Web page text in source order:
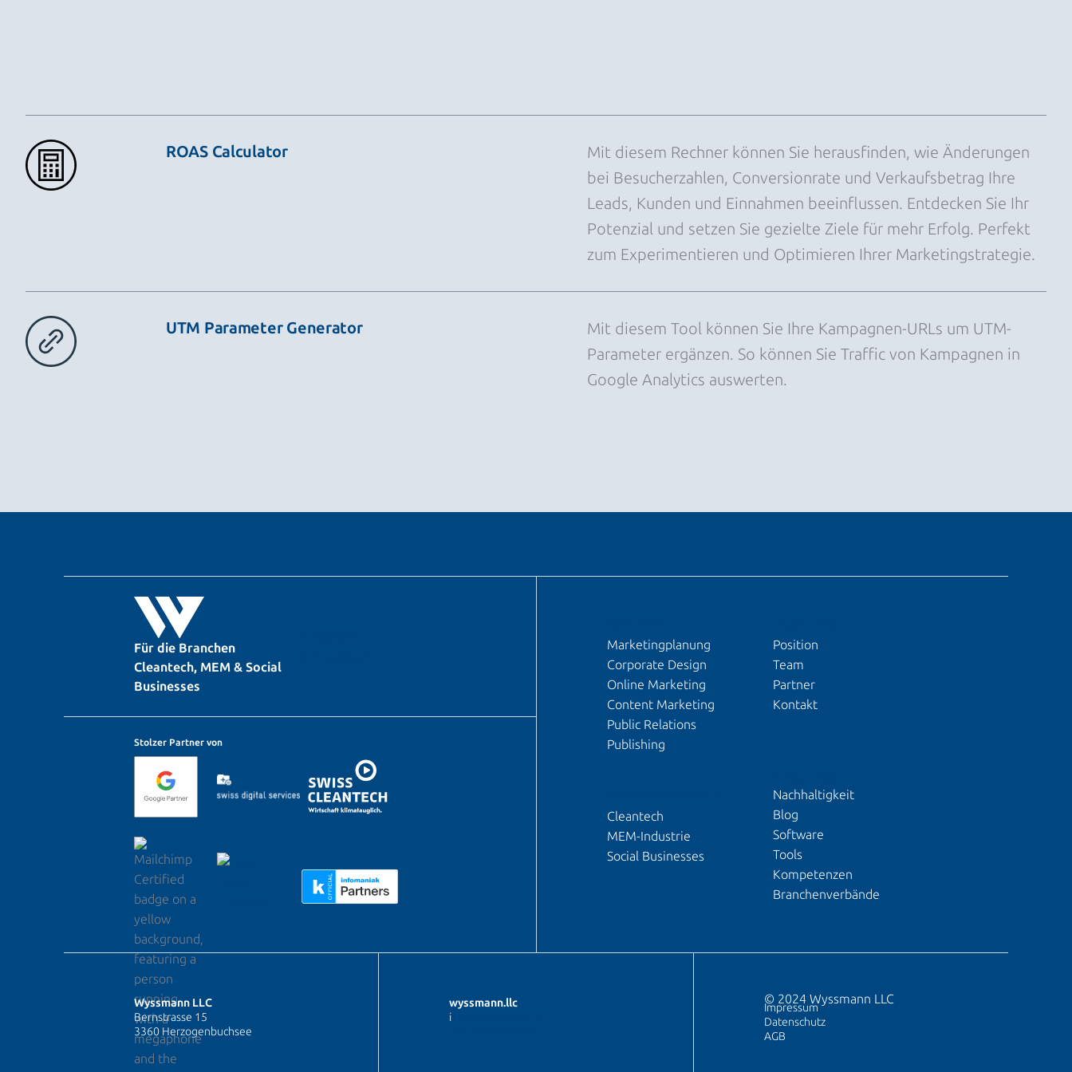
ROAS Calculator
Mit diesem Rechner können Sie herausfinden, wie Änderungen
bei Besucherzahlen, Conversionrate und Verkaufsbetrag Ihre
Leads, Kunden und Einnahmen beeinflussen. Entdecken Sie Ihr
Potenzial und setzen Sie gezielte Ziele für mehr Erfolg. Perfekt
zum Experimentieren und Optimieren Ihrer Marketingstrategie.
UTM Parameter Generator
Mit diesem Tool können Sie Ihre Kampagnen-URLs um UTM-
Parameter ergänzen. So können Sie Traffic von Kampagnen in
Google Analytics auswerten.
Für die Branchen
Cleantech, MEM & Social
Businesses
Stolzer Partner von
Marketingplanung
Corporate Design
Online Marketing
Content Marketing
Public Relations
Publishing
Cleantech
MEM-Industrie
Social Businesses
Position
Team
Partner
Kontakt
Nachhaltigkeit
Blog
Software
Tools
Kompetenzen
Branchenverbände
Wyssmann LLC
Bernstrasse 15
3360 Herzogenbuchsee
wyssmann.llc
info@wyssmann.llc
© 2024 Wyssmann LLC
Impressum
Datenschutz
AGB